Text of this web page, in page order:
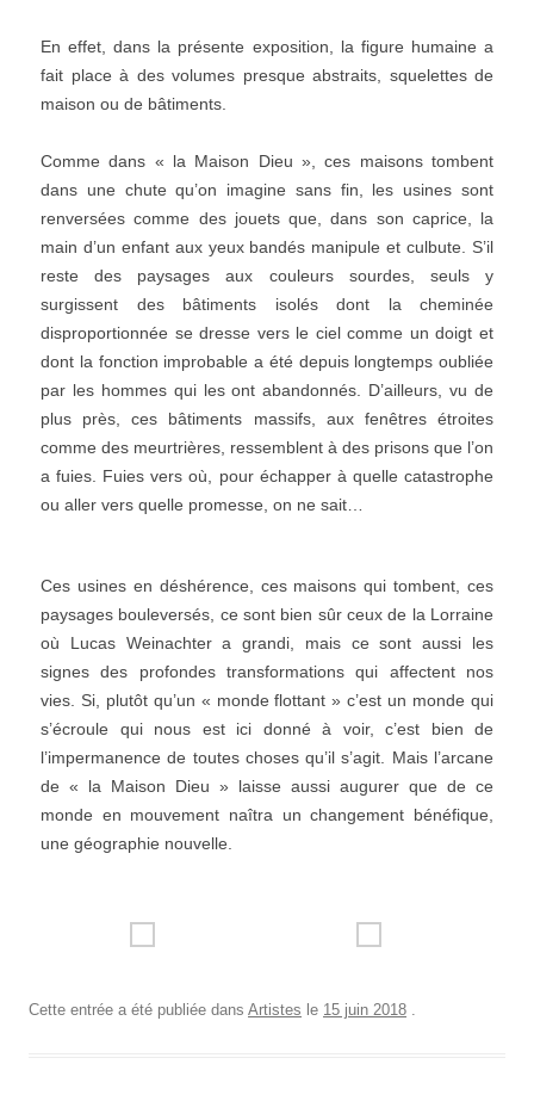
En effet, dans la présente exposition, la figure humaine a
fait place à des volumes presque abstraits, squelettes de
maison ou de bâtiments.
Comme dans « la Maison Dieu », ces maisons tombent
dans une chute qu’on imagine sans fin, les usines sont
renversées comme des jouets que, dans son caprice, la
main d’un enfant aux yeux bandés manipule et culbute. S’il
reste des paysages aux couleurs sourdes, seuls y
surgissent des bâtiments isolés dont la cheminée
disproportionnée se dresse vers le ciel comme un doigt et
dont la fonction improbable a été depuis longtemps oubliée
par les hommes qui les ont abandonnés. D’ailleurs, vu de
plus près, ces bâtiments massifs, aux fenêtres étroites
comme des meurtrières, ressemblent à des prisons que l’on
a fuies. Fuies vers où, pour échapper à quelle catastrophe
ou aller vers quelle promesse, on ne sait…
Ces usines en déshérence, ces maisons qui tombent, ces
paysages bouleversés, ce sont bien sûr ceux de la Lorraine
où Lucas Weinachter a grandi, mais ce sont aussi les
signes des profondes transformations qui affectent nos
vies. Si, plutôt qu’un « monde flottant » c’est un monde qui
s’écroule qui nous est ici donné à voir, c’est bien de
l’impermanence de toutes choses qu’il s’agit. Mais l’arcane
de « la Maison Dieu » laisse aussi augurer que de ce
monde en mouvement naîtra un changement bénéfique,
une géographie nouvelle.
Cette entrée a été publiée dans Artistes le 15 juin 2018 .